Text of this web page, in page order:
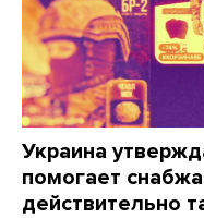
Украина
помогает
действительно